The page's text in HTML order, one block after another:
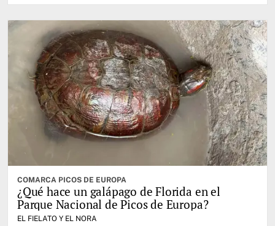
COMARCA PICOS DE EUROPA
¿Qué hace un galápago de Florida en el
Parque Nacional de Picos de Europa?
EL FIELATO Y EL NORA